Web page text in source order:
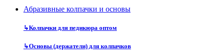
Абразивные колпачки и основы
↳Колпачки для педикюра оптом
↳Основы (держатели) для колпачков